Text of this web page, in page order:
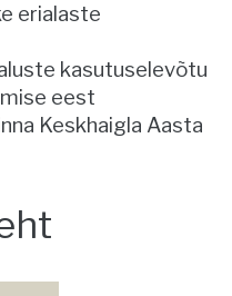
erialaste
kasutuselevõtu
eest
Keskhaigla Aasta